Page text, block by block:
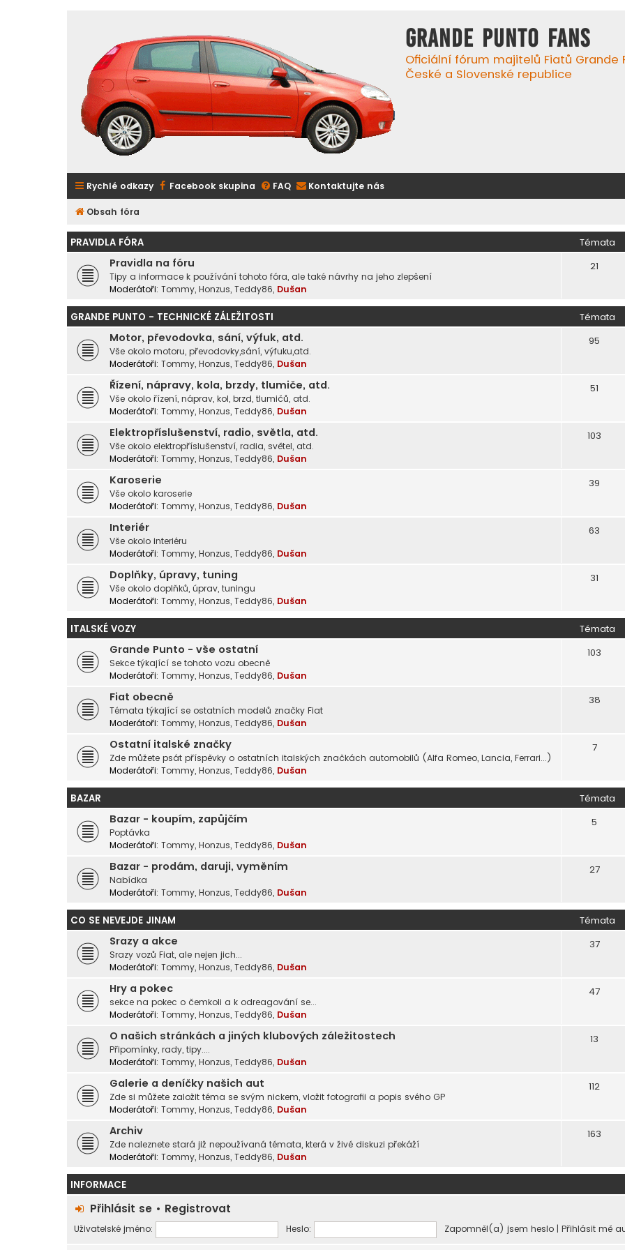
GRANDE PUNTO FANS
Oficiální fórum majitelů Fiatů Grande
České a Slovenské republice
Rychlé odkazy Facebook skupina FAQ Kontaktujte nás
Obsah fóra
PRAVIDLA FÓRA Témata
Pravidla na fóru
Tipy a informace k používání tohoto fóra, ale také návrhy na jeho zlepšení
Moderátoři: Tommy, Honzus, Teddy86, Dušan
21
GRANDE PUNTO - TECHNICKÉ ZÁLEŽITOSTI Témata
Motor, převodovka, sání, výfuk, atd.
Vše okolo motoru, převodovky,sání, výfuku,atd.
Moderátoři: Tommy, Honzus, Teddy86, Dušan
95
Řízení, nápravy, kola, brzdy, tlumiče, atd.
Vše okolo řízení, náprav, kol, brzd, tlumičů, atd.
Moderátoři: Tommy, Honzus, Teddy86, Dušan
51
Elektropříslušenství, radio, světla, atd.
Vše okolo elektropříslušenství, radia, světel, atd.
Moderátoři: Tommy, Honzus, Teddy86, Dušan
103
Karoserie
Vše okolo karoserie
Moderátoři: Tommy, Honzus, Teddy86, Dušan
39
Interiér
Vše okolo interiéru
Moderátoři: Tommy, Honzus, Teddy86, Dušan
63
Doplňky, úpravy, tuning
Vše okolo doplňků, úprav, tuningu
Moderátoři: Tommy, Honzus, Teddy86, Dušan
31
ITALSKÉ VOZY Témata
Grande Punto - vše ostatní
Sekce týkající se tohoto vozu obecně
Moderátoři: Tommy, Honzus, Teddy86, Dušan
103
Fiat obecně
Témata týkající se ostatních modelů značky Fiat
Moderátoři: Tommy, Honzus, Teddy86, Dušan
38
Ostatní italské značky
Zde můžete psát příspěvky o ostatních italských značkách automobilů (Alfa Romeo, Lancia, Ferrari...)
Moderátoři: Tommy, Honzus, Teddy86, Dušan
7
BAZAR Témata
Bazar - koupím, zapůjčím
Poptávka
Moderátoři: Tommy, Honzus, Teddy86, Dušan
5
Bazar - prodám, daruji, vyměním
Nabídka
Moderátoři: Tommy, Honzus, Teddy86, Dušan
27
CO SE NEVEJDE JINAM Témata
Srazy a akce
Srazy vozů Fiat, ale nejen jich...
Moderátoři: Tommy, Honzus, Teddy86, Dušan
37
Hry a pokec
sekce na pokec o čemkoli a k odreagování se...
Moderátoři: Tommy, Honzus, Teddy86, Dušan
47
O našich stránkách a jiných klubových záležitostech
Připomínky, rady, tipy....
Moderátoři: Tommy, Honzus, Teddy86, Dušan
13
Galerie a deníčky našich aut
Zde si můžete založit téma se svým nickem, vložit fotografii a popis svého GP
Moderátoři: Tommy, Honzus, Teddy86, Dušan
112
Archiv
Zde naleznete stará již nepoužívaná témata, která v živé diskuzi překáží
Moderátoři: Tommy, Honzus, Teddy86, Dušan
163
INFORMACE
Přihlásit se • Registrovat
Uživatelské jméno: Heslo: Zapomněl(a) jsem heslo | Přihlásit mě